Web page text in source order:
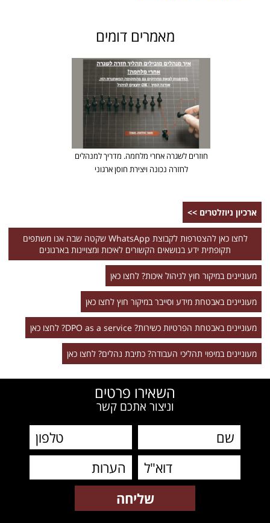
מאמרים דומים
חוזרים לשגרה אחרי מלחמה. מדריך למנהלים
לחזרה נכונה ויצירת חוסן ארגוני
ארכיון ניוזלטרים >>
לחצו כאן להצטרפות לקבוצת WhatsApp שקטה שבה אנו משתפים
תקופתית ידע בנושאים הקשורים לאיכות ומצויינות בארגונים
מעוניינים במיקור חוץ לניהול איכות? לחצו כאן
מעוניינים באבטחת מידע וסייבר במיקור חוץ לחצו כאן
מעוניינים באבטחת הפרטיות כשירות? DPO as a service? לחצו כאן
מעוניינים במיפוי תהליכי העבודה? כתיבת נהלים? לחצו כאן
השאירו פרטים
וניצור אתכם קשר